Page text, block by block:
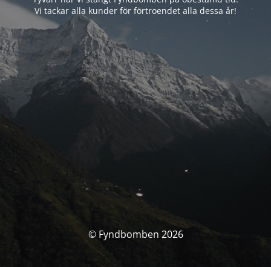
Vi tackar alla kunder för förtroendet alla dessa år!
© Fyndbomben 2026